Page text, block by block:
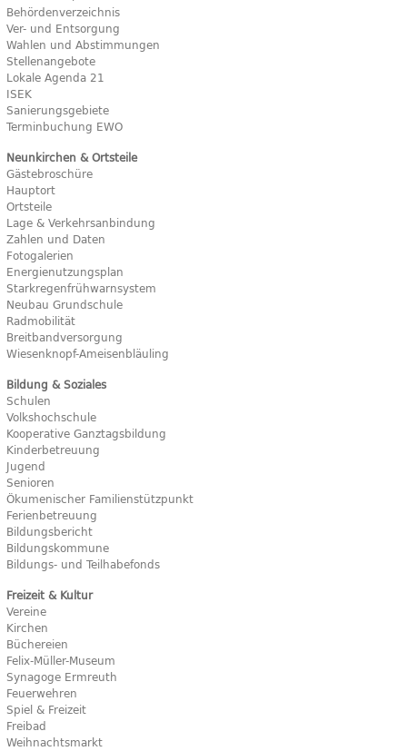
Behördenverzeichnis
Ver- und Entsorgung
Wahlen und Abstimmungen
Stellenangebote
Lokale Agenda 21
ISEK
Sanierungsgebiete
Terminbuchung EWO
Neunkirchen & Ortsteile
Gästebroschüre
Hauptort
Ortsteile
Lage & Verkehrsanbindung
Zahlen und Daten
Fotogalerien
Energienutzungsplan
Starkregenfrühwarnsystem
Neubau Grundschule
Radmobilität
Breitbandversorgung
Wiesenknopf-Ameisenbläuling
Bildung & Soziales
Schulen
Volkshochschule
Kooperative Ganztagsbildung
Kinderbetreuung
Jugend
Senioren
Ökumenischer Familienstützpunkt
Ferienbetreuung
Bildungsbericht
Bildungskommune
Bildungs- und Teilhabefonds
Freizeit & Kultur
Vereine
Kirchen
Büchereien
Felix-Müller-Museum
Synagoge Ermreuth
Feuerwehren
Spiel & Freizeit
Freibad
Weihnachtsmarkt